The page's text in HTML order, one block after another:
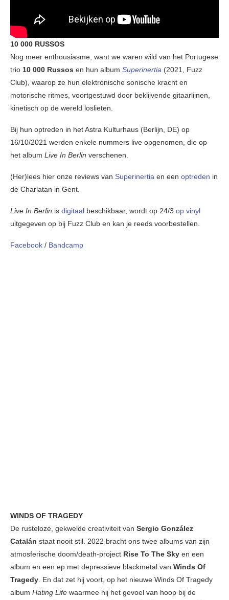
10 000 RUSSOS
Nog meer enthousiasme, want we waren wild van het Portugese
trio 10 000 Russos en hun album Superinertia (2021, Fuzz
Club), waarop ze hun elektronische sonische kracht en
motorische ritmes, voortgestuwd door beklijvende gitaarlijnen,
kinetisch op de wereld loslieten.
Bij hun optreden in het Astra Kulturhaus (Berlijn, DE) op
16/10/2021 werden enkele nummers live opgenomen, die op
het album Live In Berlin verschenen.
(Her)lees hier onze reviews van Superinertia en een optreden in
de Charlatan in Gent.
Live In Berlin is digitaal beschikbaar, wordt op 24/3 op vinyl
uitgegeven op bij Fuzz Club en kan je reeds voorbestellen.
Facebook / Bandcamp
WINDS OF TRAGEDY
De rusteloze, gekwelde creativiteit van Sergio González
Catalán staat nooit stil. 2022 bracht ons twee albums van zijn
atmosferische doom/death-project Rise To The Sky en een
album en een ep met depressieve blackmetal van Winds Of
Tragedy . En dat zet hij voort, op het nieuwe Winds Of Tragedy
album Hating Life waarmee hij het gevoel van hoop bij de